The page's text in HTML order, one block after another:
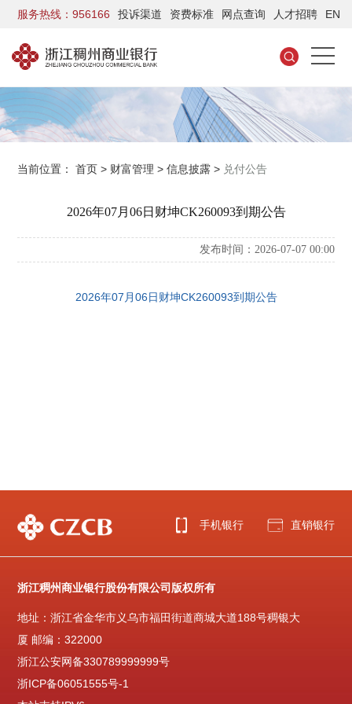
服务热线：956166 投诉渠道 资费标准 网点查询 人才招聘 EN
当前位置：首页 > 财富管理 >信息披露 > 兑付公告
2026年07月06日财坤CK260093到期公告
发布时间：2026-07-07 00:00
2026年07月06日财坤CK260093到期公告
手机银行 直销银行
浙江稠州商业银行股份有限公司版权所有
地址：浙江省金华市义乌市福田街道商城大道188号稠银大
厦 邮编：322000
浙江公安网备330789999999号
浙ICP备06051555号-1